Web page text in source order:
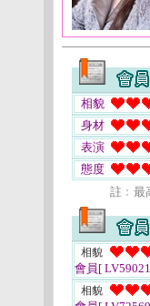
相貌
身材
表演
態度
註﹕最
相貌
會員[
相貌